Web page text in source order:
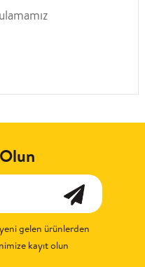
gelen ürünlerden
kayıt olun